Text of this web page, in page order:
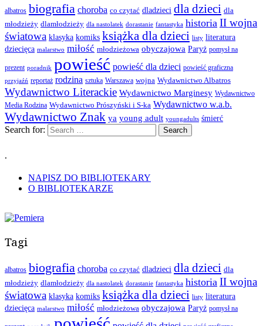
albatros biografia choroba co czytać dladzieci dla dzieci dla
młodzieży dlamłodzieży dla nastolatek dorastanie fantastyka historia II wojna
światowa klasyka komiks książka dla dzieci listy literatura
dziecięca malarstwo miłość młodzieżowa obyczajowa Paryż pomysł na
prezent poradnik powieść powieść dla dzieci powieść graficzna
przyjaźń reportaż rodzina sztuka Warszawa wojna Wydawnictwo Albatros
Wydawnictwo Literackie Wydawnictwo Marginesy Wydawnictwo
Media Rodzina Wydawnictwo Prószyński i S-ka Wydawnictwo w.a.b.
Wydawnictwo Znak ya young adult youngadults śmierć
Search for:
.
NAPISZ DO BIBLIOTEKARY
O BIBLIOTEKARZE
Tagi
albatros biografia choroba co czytać dladzieci dla dzieci dla
młodzieży dlamłodzieży dla nastolatek dorastanie fantastyka historia II wojna
światowa klasyka komiks książka dla dzieci listy literatura
dziecięca malarstwo miłość młodzieżowa obyczajowa Paryż pomysł na